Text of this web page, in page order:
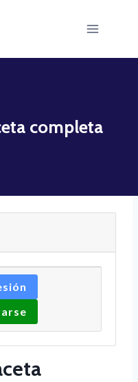
completa